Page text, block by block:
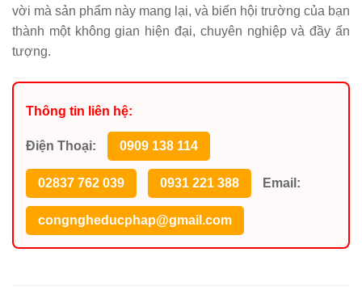
vời mà sản phẩm này mang lại, và biến hội trường của bạn
thành một không gian hiện đại, chuyên nghiệp và đầy ấn
tượng.
Thông tin liên hệ:
Điện Thoại: 0909 138 114
02837 762 039 0931 221 388 Email:
congngheducphap@gmail.com